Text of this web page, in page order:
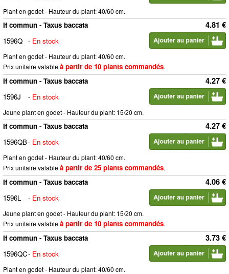
Plant en godet - Hauteur du plant: 40/60 cm.
4.81 €
If commun - Taxus baccata
1596Q - En stock
Plant en godet - Hauteur du plant: 40/60 cm.
Prix unitaire valableà partir de 10 plants commandés.
4.27 €
If commun - Taxus baccata
1596J
- En stock
Jeune plant en godet - Hauteur du plant: 15/20 cm.
4.27 €
If commun - Taxus baccata
1596QB- En stock
Plant en godet - Hauteur du plant: 40/60 cm.
Prix unitaire valableà partir de 25 plants commandés.
4.06 €
If commun - Taxus baccata
1596L
- En stock
Jeune plant en godet - Hauteur du plant: 15/20 cm.
Prix unitaire valableà partir de 10 plants commandés.
3.73 €
If commun - Taxus baccata
1596QC- En stock
Plant en godet - Hauteur du plant: 40/60 cm.